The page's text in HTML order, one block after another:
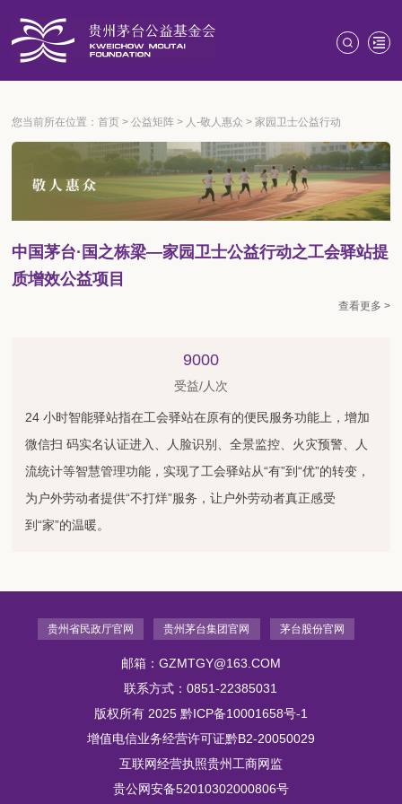
您当前所在位置：首页 >公益矩阵 > 人-敬人惠众 >家园卫士公益行动
中国茅台·国之栋梁—家园卫士公益行动之工会驿站提
质增效公益项目
查看更多 >
9000
受益/人次
24 小时智能驿站指在工会驿站在原有的便民服务功能上，增加
微信扫 码实名认证进入、人脸识别、全景监控、火灾预警、人
流统计等智慧管理功能，实现了工会驿站从“有”到“优”的转变，
为户外劳动者提供“不打烊”服务，让户外劳动者真正感受
到“家”的温暖。
贵州省民政厅官网 贵州茅台集团官网 茅台股份官网
邮箱：GZMTGY@163.COM
联系方式：0851-22385031
版权所有 2025 黔ICP备10001658号-1
增值电信业务经营许可证黔B2-20050029
互联网经营执照贵州工商网监
贵公网安备52010302000806号